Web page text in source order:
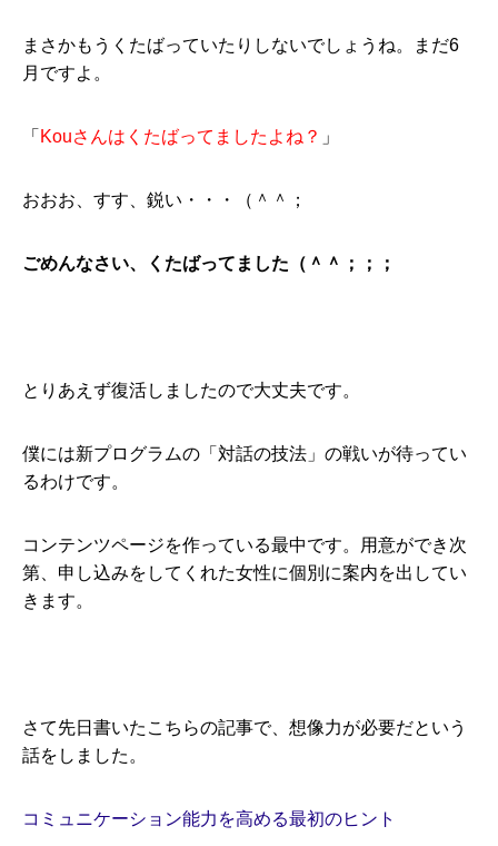
まさかもうくたばっていたりしないでしょうね。まだ6
月ですよ。
「 Kouさんはくたばってましたよね？ 」
おおお、すす、鋭い・・・（＾＾；
ごめんなさい、くたばってました（＾＾；；；
とりあえず復活しましたので大丈夫です。
僕には新プログラムの「対話の技法」の戦いが待ってい
るわけです。
コンテンツページを作っている最中です。用意ができ次
第、申し込みをしてくれた女性に個別に案内を出してい
きます。
さて先日書いたこちらの記事で、想像力が必要だという
話をしました。
コミュニケーション能力を高める最初のヒント